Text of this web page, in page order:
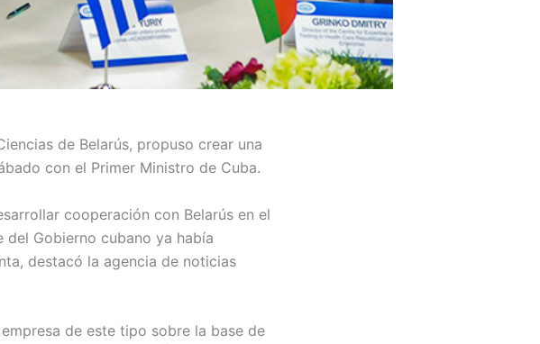
de Belarús, propuso crear una
con el Primer Ministro de Cuba.
cooperación con Belarús en el
Gobierno cubano ya había
destacó la agencia de noticias
de este tipo sobre la base de